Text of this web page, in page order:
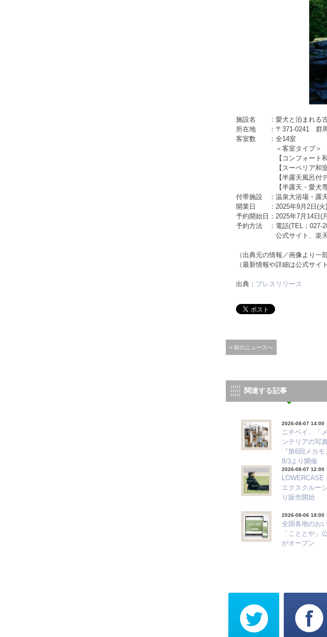
施設名 ：愛犬と泊まれる古
所在地 ：〒371-0241 群馬
客室数 ：全14室
＜客室タイプ＞
【コンフォート和室
【スーペリア和室／中
【半露天風呂付デラッ
【半露天・愛犬専用風
付帯施設 ：温泉大浴場・露
開業日 ：2025年9月2日(火)
予約開始日：2025年7月14日(
予約方法 ：電話(TEL：027-
公式サイト、楽天トラ
（出典元の情報／画像より一
（最新情報や詳細は公式サイ
出典： プレスリリース
< 前のニュースへ
関連する記事
2026-08-07 14:00
ニチベイ、「
ンテリアの写
『第6回メカ
8/3より開催
2026-08-07 12:00
エクスクルー
り販売開始
2026-08-06 18:00
全国各地のお
「こととや」
がオープン